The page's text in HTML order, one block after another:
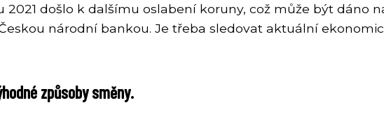
2021 došlo k dalšímu oslabení koruny, což může být dáno
národní bankou. Je třeba sledovat aktuální
způsoby směny.